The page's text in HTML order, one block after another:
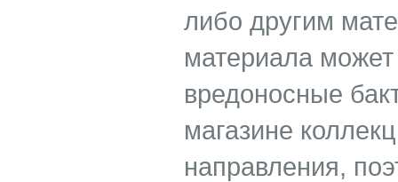
либо другим
материала
вредоносные
магазине
направления,